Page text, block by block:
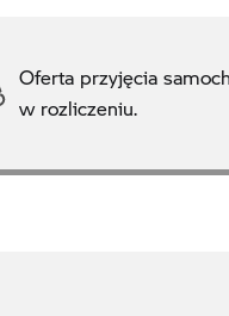
Oferta przyjęcia
w rozliczeniu.